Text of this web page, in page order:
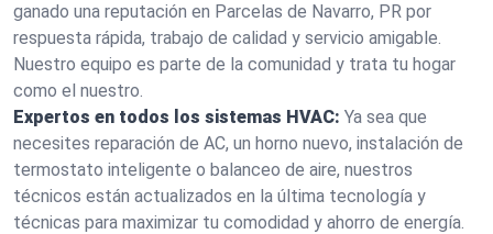
ganado una reputación en Parcelas de Navarro, PR por
respuesta rápida, trabajo de calidad y servicio amigable.
Nuestro equipo es parte de la comunidad y trata tu hogar
como el nuestro.
Expertos en todos los sistemas HVAC: Ya sea que
necesites reparación de AC, un horno nuevo, instalación de
termostato inteligente o balanceo de aire, nuestros
técnicos están actualizados en la última tecnología y
técnicas para maximizar tu comodidad y ahorro de energía.